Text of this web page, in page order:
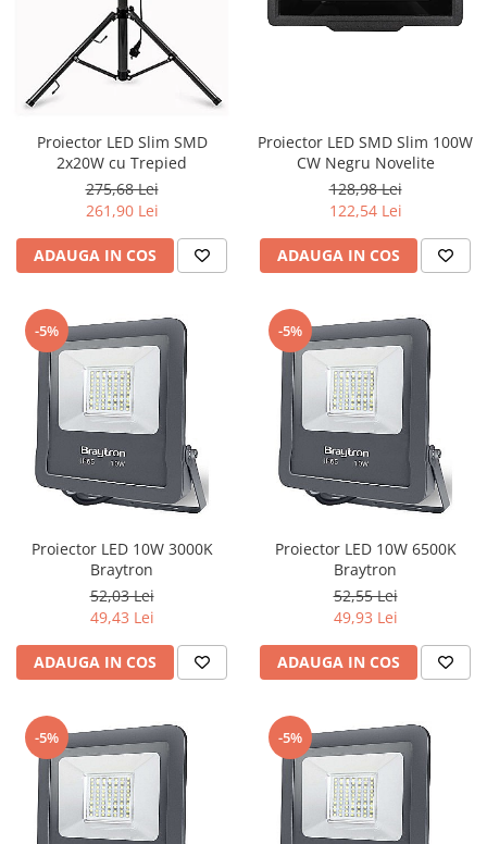
Iluminat arhitectural
Lampadare
Becuri LED Decor
Lampi de birou
Profil aluminiu
Becuri LED Smart
Becuri LED
Becuri LED cu filament
Corpuri de emergenta
Lustre LED
Uncategorized
Aplica LED
Profil banda LED
Iluminat festiv
Fotosenzori si Senzori de miscare
Sina Magnetica Slim LIMBO
Iluminat decorativ de Craciun
Priza exterior
Proiector LED Slim SMD
2x20W cu Trepied
275,68 Lei
261,90 Lei
ADAUGA IN COS
Proiector LED SMD Slim 100W
CW Negru Novelite
128,98 Lei
122,54 Lei
ADAUGA IN COS
-5%
Proiector LED 10W 3000K
Braytron
52,03 Lei
49,43 Lei
ADAUGA IN COS
-5%
Proiector LED 10W 6500K
Braytron
52,55 Lei
49,93 Lei
ADAUGA IN COS
-5% -5%